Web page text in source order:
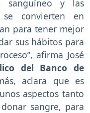
sanguíneo y las
se convierten en
para tener mejor
sus hábitos para
afirma José
del Banco de
aclara que es
aspectos tanto
sangre, para